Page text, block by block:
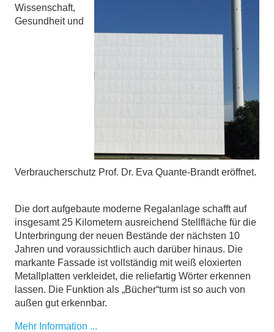
Wissenschaft,
Gesundheit und
Verbraucherschutz Prof. Dr. Eva Quante-Brandt eröffnet.
Die dort aufgebaute moderne Regalanlage schafft auf
insgesamt 25 Kilometern ausreichend Stellfläche für die
Unterbringung der neuen Bestände der nächsten 10
Jahren und voraussichtlich auch darüber hinaus. Die
markante Fassade ist vollständig mit weiß eloxierten
Metallplatten verkleidet, die reliefartig Wörter erkennen
lassen. Die Funktion als „Bücher“turm ist so auch von
außen gut erkennbar.
Mehr Information ...